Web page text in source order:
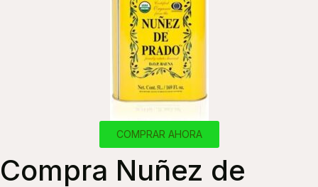
COMPRAR AHORA
Compra Nuñez de